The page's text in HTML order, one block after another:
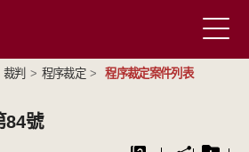
裁判 > 程序裁定 > 程序裁定案件列表
84號